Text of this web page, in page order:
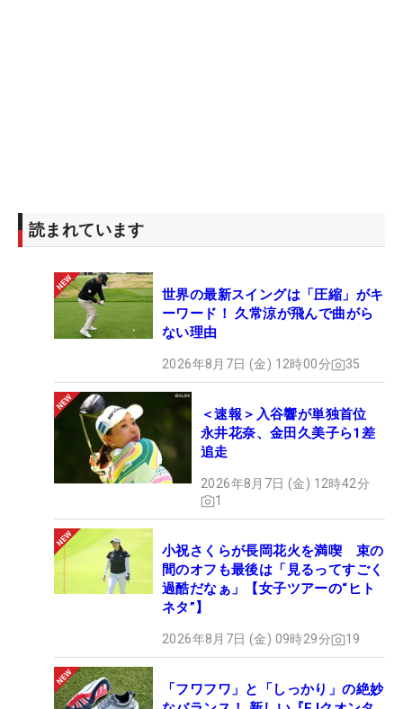
読まれています
世界の最新スイングは「圧縮」がキ
ーワード！ 久常涼が飛んで曲がら
ない理由
2026年8月7日 (金) 12時00分 35
＜速報＞入谷響が単独首位
永井花奈、金田久美子ら1差
追走
2026年8月7日 (金) 12時42分
1
小祝さくらが長岡花火を満喫 束の
間のオフも最後は「見るってすごく
過酷だなぁ」【女子ツアーの“ヒト
ネタ”】
2026年8月7日 (金) 09時29分 19
「フワフワ」と「しっかり」の絶妙